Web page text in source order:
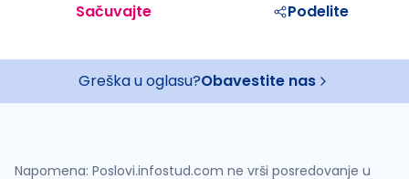
Sačuvajte Podelite
Greška u oglasu?Obavestite nas
Napomena: Poslovi.infostud.com ne vrši posredovanje u